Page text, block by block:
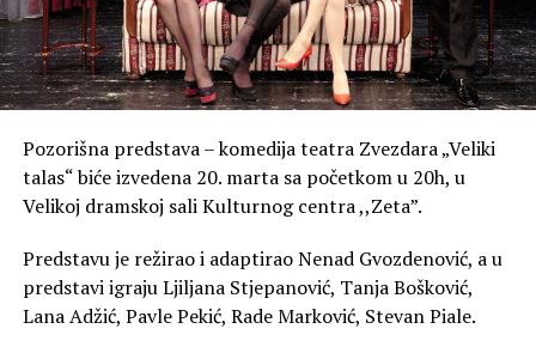
Pozorišna predstava – komedija teatra Zvezdara „Veliki
talas“ biće izvedena 20. marta sa početkom u 20h, u
Velikoj dramskoj sali Kulturnog centra ,,Zeta”.
Predstavu je režirao i adaptirao Nenad Gvozdenović, a u
predstavi igraju Ljiljana Stjepanović, Tanja Bošković,
Lana Adžić, Pavle Pekić, Rade Marković, Stevan Piale.